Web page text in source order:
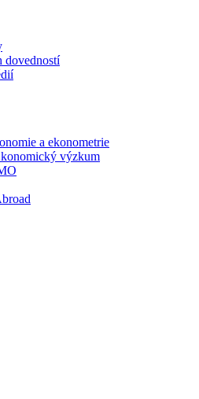
dovedností
a ekonometrie
výzkum